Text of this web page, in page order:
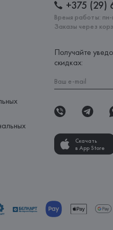
+375 (29)
Время работы:
Заказы через
Получайте
скидках:
Скачать
в App Store